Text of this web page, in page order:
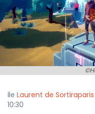
İle Laurent de Sortiraparis
10:30